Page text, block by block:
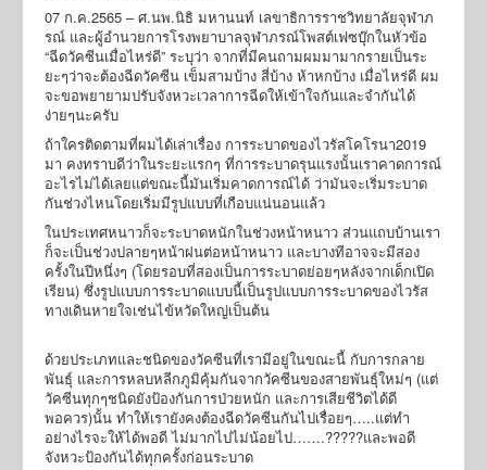
07 ก.ค.2565 – ศ.นพ.นิธิ มหานนท์ เลขาธิการราชวิทยาลัยจุฬาภ
รณ์ และผู้อำนวยการโรงพยาบาลจุฬาภรณ์โพสต์เฟซบุ๊กในหัวข้อ
“ฉีดวัคซีนเมื่อไหร่ดี” ระบุว่า จากที่มีคนถามผมมามากรายเป็นระ
ยะๆว่าจะต้องฉีดวัคซีน เข็มสามบ้าง สี่บ้าง ห้าหกบ้าง เมื่อไหร่ดี ผม
จะขอพยายามปรับจังหวะเวลาการฉีดให้เข้าใจกันและจำกันได้
ง่ายๆนะครับ
ถ้าใครติดตามที่ผมได้เล่าเรื่อง การระบาดของไวรัสโคโรนา2019
มา คงทราบดีว่าในระยะแรกๆ ที่การระบาดรุนแรงนั้นเราคาดการณ์
อะไรไม่ได้เลยแต่ขณะนี้มันเริ่มคาดการณ์ได้ ว่ามันจะเริ่มระบาด
กันช่วงไหนโดยเริ่มมีรูปแบบที่เกือบแน่นอนแล้ว
ในประเทศหนาวก็จะระบาดหนักในช่วงหน้าหนาว ส่วนแถบบ้านเรา
ก็จะเป็นช่วงปลายๆหน้าฝนต่อหน้าหนาว และบางทีอาจจะมีสอง
ครั้งในปีหนึ่งๆ (โดยรอบที่สองเป็นการระบาดย่อยๆหลังจากเด็กเปิด
เรียน) ซึ่งรูปแบบการระบาดแบบนี้เป็นรูปแบบการระบาดของไวรัส
ทางเดินหายใจเช่นไข้หวัดใหญ่เป็นต้น
ด้วยประเภทและชนิดของวัคซีนที่เรามีอยู่ในขณะนี้ กับการกลาย
พันธุ์ และการหลบหลีกภูมิคุ้มกันจากวัคซีนของสายพันธุ์ใหม่ๆ (แต่
วัคซีนทุกๆชนิดยังป้องกันการป่วยหนัก และการเสียชีวิตได้ดี
พอควร)นั้น ทำให้เรายังคงต้องฉีดวัคซีนกันไปเรื่อยๆ…..แต่ทำ
อย่างไรจะให้ได้พอดี ไม่มากไปไม่น้อยไป…….?????และพอดี
จังหวะป้องกันได้ทุกครั้งก่อนระบาด